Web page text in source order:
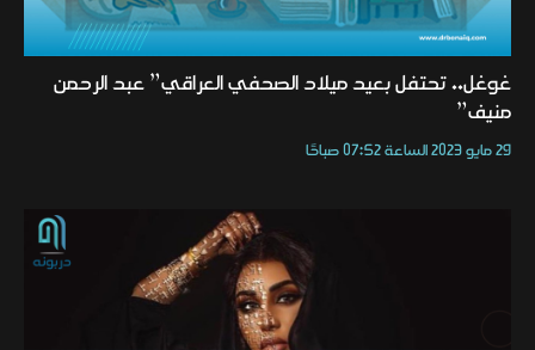
غوغل.. تحتفل بعيد ميلاد الصحفي العراقي” عبد الرحمن
منيف”
29 مايو 2023 الساعة 07:52 صباحًا